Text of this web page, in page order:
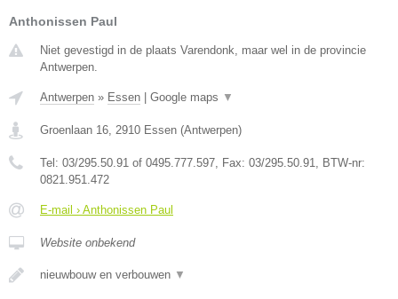
Anthonissen Paul
Niet gevestigd in de plaats Varendonk, maar wel in de provincie
Antwerpen.
Antwerpen » Essen | Google maps ▼
Groenlaan 16 2910 Essen (Antwerpen)
Tel: 03/295.50.91 of 0495.777.597 , Fax: 03/295.50.91
, BTW-nr:
0821.951.472
E-mail › Anthonissen Paul
Website onbekend
nieuwbouw en verbouwen ▼